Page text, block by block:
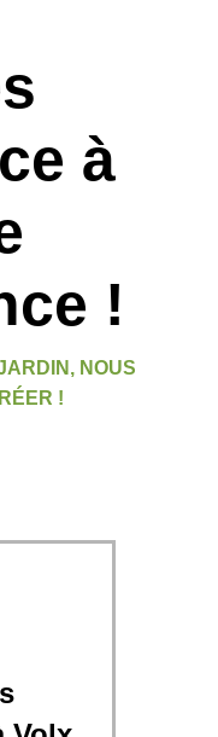
à
!
NOUS
!